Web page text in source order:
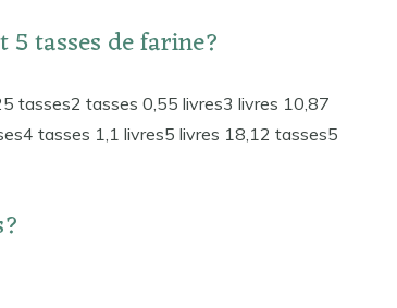
tasses de farine?
tasses2 tasses 0,55 livres3 livres 10,87
tasses 1,1 livres5 livres 18,12 tasses5